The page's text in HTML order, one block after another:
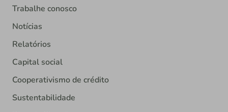
Trabalhe conosco
Notícias
Relatórios
Capital social
Cooperativismo de crédito
Sustentabilidade